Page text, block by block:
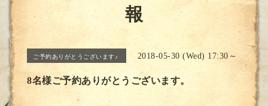
報
ご予約ありがとうございます♪ 2018-05-30 (Wed) 17:30～
8名様ご予約ありがとうございます。